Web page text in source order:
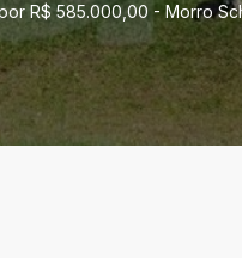
R$ 585.000,00 - Morro